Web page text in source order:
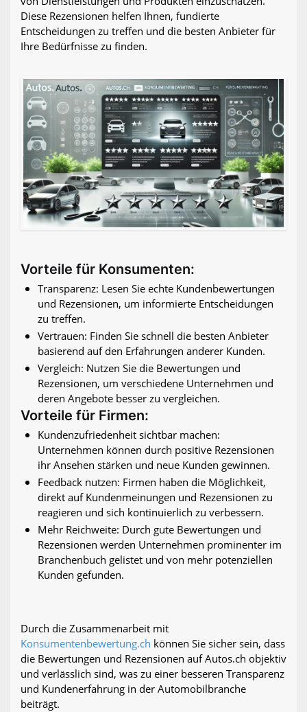
Diese Rezensionen helfen Ihnen, fundierte
Entscheidungen zu treffen und die besten Anbieter für
Ihre Bedürfnisse zu finden.
Vorteile für Konsumenten:
Transparenz: Lesen Sie echte Kundenbewertungen
und Rezensionen, um informierte Entscheidungen
zu treffen.
Vertrauen: Finden Sie schnell die besten Anbieter
basierend auf den Erfahrungen anderer Kunden.
Vergleich: Nutzen Sie die Bewertungen und
Rezensionen, um verschiedene Unternehmen und
deren Angebote besser zu vergleichen.
Vorteile für Firmen:
Kundenzufriedenheit sichtbar machen:
Unternehmen können durch positive Rezensionen
ihr Ansehen stärken und neue Kunden gewinnen.
Feedback nutzen: Firmen haben die Möglichkeit,
direkt auf Kundenmeinungen und Rezensionen zu
reagieren und sich kontinuierlich zu verbessern.
Mehr Reichweite: Durch gute Bewertungen und
Rezensionen werden Unternehmen prominenter im
Branchenbuch gelistet und von mehr potenziellen
Kunden gefunden.
Durch die Zusammenarbeit mit
Konsumentenbewertung.ch können Sie sicher sein, dass
die Bewertungen und Rezensionen auf Autos.ch objektiv
und verlässlich sind, was zu einer besseren Transparenz
und Kundenerfahrung in der Automobilbranche
beiträgt.